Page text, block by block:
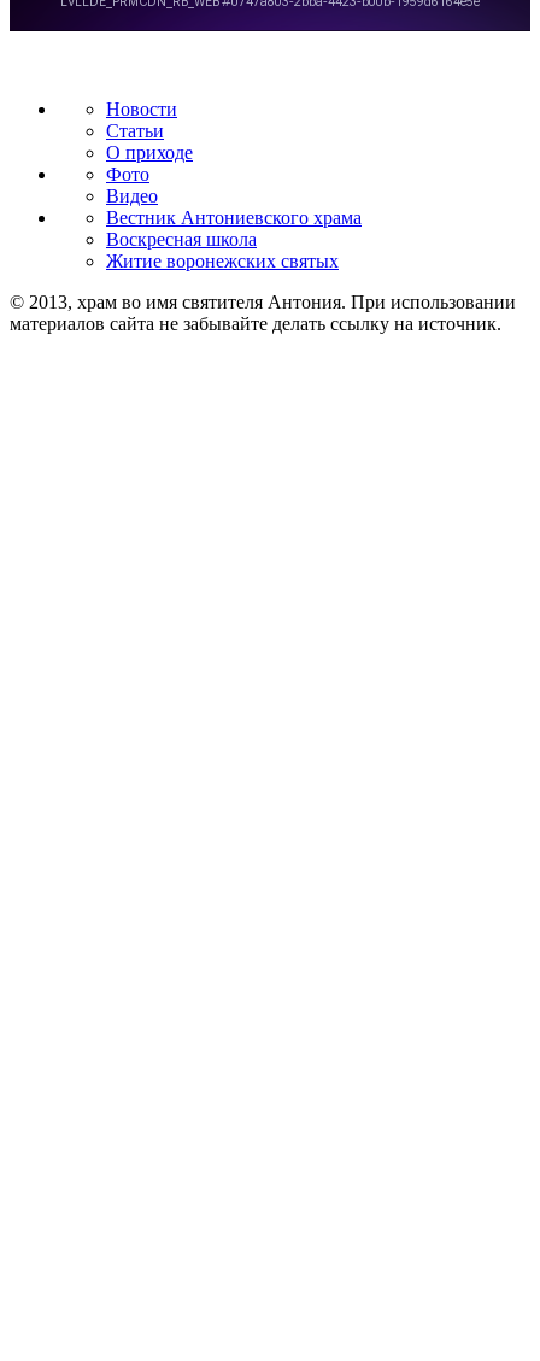
Новости
Статьи
О приходе
Фото
Видео
Вестник Антониевского храма
Воскресная школа
Житие воронежских святых
© 2013, храм во имя святителя Антония. При использовании
материалов сайта не забывайте делать ссылку на источник.